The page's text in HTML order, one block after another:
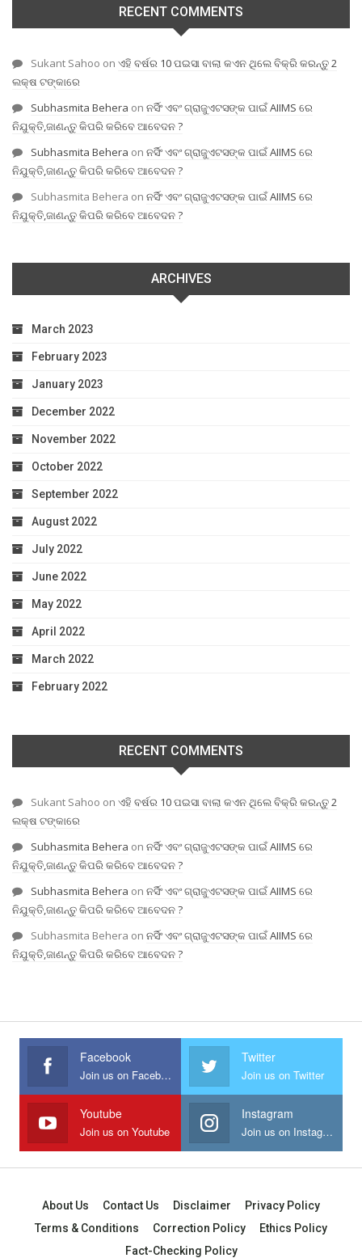
RECENT COMMENTS
Sukant Sahoo on ଏହି ବର୍ଷର 10 ପଇସା ବାଲା କଏନ ଥିଲେ ବିକ୍ରି କରନ୍ତୁ 2
ଲକ୍ଷ ଟଙ୍କାରେ
Subhasmita Behera on ନର୍ସିଂ ଏବଂ ଗ୍ରାଜୁଏଟସଙ୍କ ପାଇଁ AIIMS ରେ
ନିଯୁକ୍ତି,ଜାଣନ୍ତୁ କିପରି କରିବେ ଆବେଦନ ?
Subhasmita Behera on ନର୍ସିଂ ଏବଂ ଗ୍ରାଜୁଏଟସଙ୍କ ପାଇଁ AIIMS ରେ
ନିଯୁକ୍ତି,ଜାଣନ୍ତୁ କିପରି କରିବେ ଆବେଦନ ?
Subhasmita Behera on ନର୍ସିଂ ଏବଂ ଗ୍ରାଜୁଏଟସଙ୍କ ପାଇଁ AIIMS ରେ
ନିଯୁକ୍ତି,ଜାଣନ୍ତୁ କିପରି କରିବେ ଆବେଦନ ?
ARCHIVES
March 2023
February 2023
January 2023
December 2022
November 2022
October 2022
September 2022
August 2022
July 2022
June 2022
May 2022
April 2022
March 2022
February 2022
RECENT COMMENTS
Sukant Sahoo on ଏହି ବର୍ଷର 10 ପଇସା ବାଲା କଏନ ଥିଲେ ବିକ୍ରି କରନ୍ତୁ 2
ଲକ୍ଷ ଟଙ୍କାରେ
Subhasmita Behera on ନର୍ସିଂ ଏବଂ ଗ୍ରାଜୁଏଟସଙ୍କ ପାଇଁ AIIMS ରେ
ନିଯୁକ୍ତି,ଜାଣନ୍ତୁ କିପରି କରିବେ ଆବେଦନ ?
Subhasmita Behera on ନର୍ସିଂ ଏବଂ ଗ୍ରାଜୁଏଟସଙ୍କ ପାଇଁ AIIMS ରେ
ନିଯୁକ୍ତି,ଜାଣନ୍ତୁ କିପରି କରିବେ ଆବେଦନ ?
Subhasmita Behera on ନର୍ସିଂ ଏବଂ ଗ୍ରାଜୁଏଟସଙ୍କ ପାଇଁ AIIMS ରେ
ନିଯୁକ୍ତି,ଜାଣନ୍ତୁ କିପରି କରିବେ ଆବେଦନ ?
Facebook
Join us on Facebook
Twitter
Join us on Twitter
Youtube
Join us on Youtube
Instagram
Join us on Instagram
About Us Contact Us Disclaimer
Privacy Policy
Terms & Conditions
Correction Policy
Ethics Policy
Fact-Checking Policy